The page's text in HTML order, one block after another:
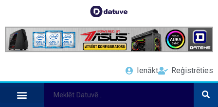
Ienākt Reģistrēties